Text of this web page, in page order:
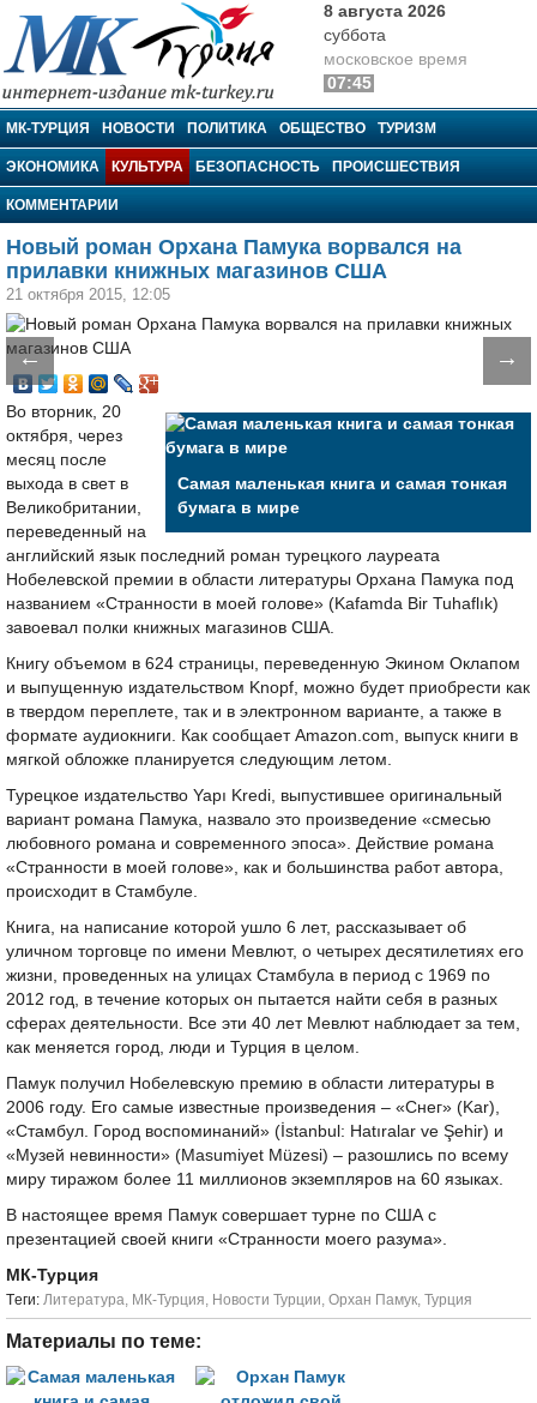
МК-Турция
8 августа 2026
суббота
московское время
07:45
МК-ТУРЦИЯ НОВОСТИ ПОЛИТИКА ОБЩЕСТВО ТУРИЗМ
ЭКОНОМИКА КУЛЬТУРА БЕЗОПАСНОСТЬ ПРОИСШЕСТВИЯ
КОММЕНТАРИИ
Новый роман Орхана Памука ворвался на
прилавки книжных магазинов США
21 октября 2015, 12:05
← →
Самая маленькая книга и самая тонкая
бумага в мире
Во вторник, 20
октября, через
месяц после
выхода в свет в
Великобритании,
переведенный на
английский язык последний роман турецкого лауреата
Нобелевской премии в области литературы Орхана Памука под
названием «Странности в моей голове» (Kafamda Bir Tuhaflık)
завоевал полки книжных магазинов США.
Книгу объемом в 624 страницы, переведенную Экином Оклапом
и выпущенную издательством Knopf, можно будет приобрести как
в твердом переплете, так и в электронном варианте, а также в
формате аудиокниги. Как сообщает Amazon.com, выпуск книги в
мягкой обложке планируется следующим летом.
Турецкое издательство Yapı Kredi, выпустившее оригинальный
вариант романа Памука, назвало это произведение «смесью
любовного романа и современного эпоса». Действие романа
«Странности в моей голове», как и большинства работ автора,
происходит в Стамбуле.
Книга, на написание которой ушло 6 лет, рассказывает об
уличном торговце по имени Мевлют, о четырех десятилетиях его
жизни, проведенных на улицах Стамбула в период с 1969 по
2012 год, в течение которых он пытается найти себя в разных
сферах деятельности. Все эти 40 лет Мевлют наблюдает за тем,
как меняется город, люди и Турция в целом.
Памук получил Нобелевскую премию в области литературы в
2006 году. Его самые известные произведения – «Снег» (Kar),
«Стамбул. Город воспоминаний» (İstanbul: Hatıralar ve Şehir) и
«Музей невинности» (Masumiyet Müzesi) – разошлись по всему
миру тиражом более 11 миллионов экземпляров на 60 языках.
В настоящее время Памук совершает турне по США с
презентацией своей книги «Странности моего разума».
МК-Турция
Tеги: Литература, МК-Турция, Новости Турции, Орхан Памук, Турция
Материалы по теме: